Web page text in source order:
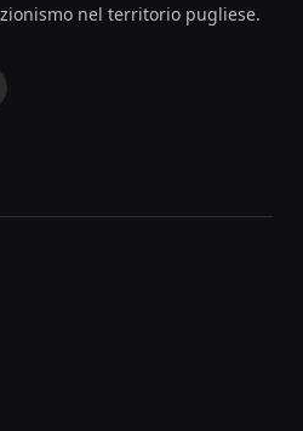
nel territorio pugliese.